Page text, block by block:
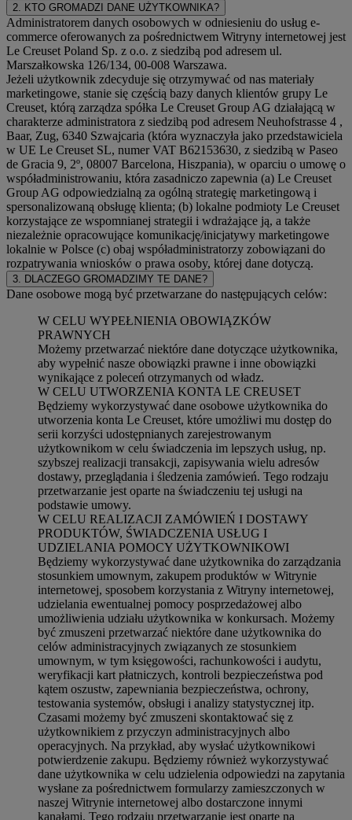
2. KTO GROMADZI DANE UŻYTKOWNIKA?
Administratorem danych osobowych w odniesieniu do usług e-
commerce oferowanych za pośrednictwem Witryny internetowej jest
Le Creuset Poland Sp. z o.o. z siedzibą pod adresem ul.
Marszałkowska 126/134, 00-008 Warszawa.
Jeżeli użytkownik zdecyduje się otrzymywać od nas materiały
marketingowe, stanie się częścią bazy danych klientów grupy Le
Creuset, którą zarządza spółka Le Creuset Group AG działającą w
charakterze administratora z siedzibą pod adresem Neuhofstrasse 4 ,
Baar, Zug, 6340 Szwajcaria (która wyznaczyła jako przedstawiciela
w UE Le Creuset SL, numer VAT B62153630, z siedzibą w Paseo
de Gracia 9, 2º, 08007 Barcelona, Hiszpania), w oparciu o umowę o
współadministrowaniu, która zasadniczo zapewnia (a) Le Creuset
Group AG odpowiedzialną za ogólną strategię marketingową i
spersonalizowaną obsługę klienta; (b) lokalne podmioty Le Creuset
korzystające ze wspomnianej strategii i wdrażające ją, a także
niezależnie opracowujące komunikację/inicjatywy marketingowe
lokalnie w Polsce (c) obaj współadministratorzy zobowiązani do
rozpatrywania wniosków o prawa osoby, której dane dotyczą.
3. DLACZEGO GROMADZIMY TE DANE?
Dane osobowe mogą być przetwarzane do następujących celów:
W CELU WYPEŁNIENIA OBOWIĄZKÓW
PRAWNYCH
Możemy przetwarzać niektóre dane dotyczące użytkownika,
aby wypełnić nasze obowiązki prawne i inne obowiązki
wynikające z poleceń otrzymanych od władz.
W CELU UTWORZENIA KONTA LE CREUSET
Będziemy wykorzystywać dane osobowe użytkownika do
utworzenia konta Le Creuset, które umożliwi mu dostęp do
serii korzyści udostępnianych zarejestrowanym
użytkownikom w celu świadczenia im lepszych usług, np.
szybszej realizacji transakcji, zapisywania wielu adresów
dostawy, przeglądania i śledzenia zamówień. Tego rodzaju
przetwarzanie jest oparte na świadczeniu tej usługi na
podstawie umowy.
W CELU REALIZACJI ZAMÓWIEŃ I DOSTAWY
PRODUKTÓW, ŚWIADCZENIA USŁUG I
UDZIELANIA POMOCY UŻYTKOWNIKOWI
Będziemy wykorzystywać dane użytkownika do zarządzania
stosunkiem umownym, zakupem produktów w Witrynie
internetowej, sposobem korzystania z Witryny internetowej,
udzielania ewentualnej pomocy posprzedażowej albo
umożliwienia udziału użytkownika w konkursach. Możemy
być zmuszeni przetwarzać niektóre dane użytkownika do
celów administracyjnych związanych ze stosunkiem
umownym, w tym księgowości, rachunkowości i audytu,
weryfikacji kart płatniczych, kontroli bezpieczeństwa pod
kątem oszustw, zapewniania bezpieczeństwa, ochrony,
testowania systemów, obsługi i analizy statystycznej itp.
Czasami możemy być zmuszeni skontaktować się z
użytkownikiem z przyczyn administracyjnych albo
operacyjnych. Na przykład, aby wysłać użytkownikowi
potwierdzenie zakupu. Będziemy również wykorzystywać
dane użytkownika w celu udzielenia odpowiedzi na zapytania
wysłane za pośrednictwem formularzy zamieszczonych w
naszej Witrynie internetowej albo dostarczone innymi
kanałami. Tego rodzaju przetwarzanie jest oparte na